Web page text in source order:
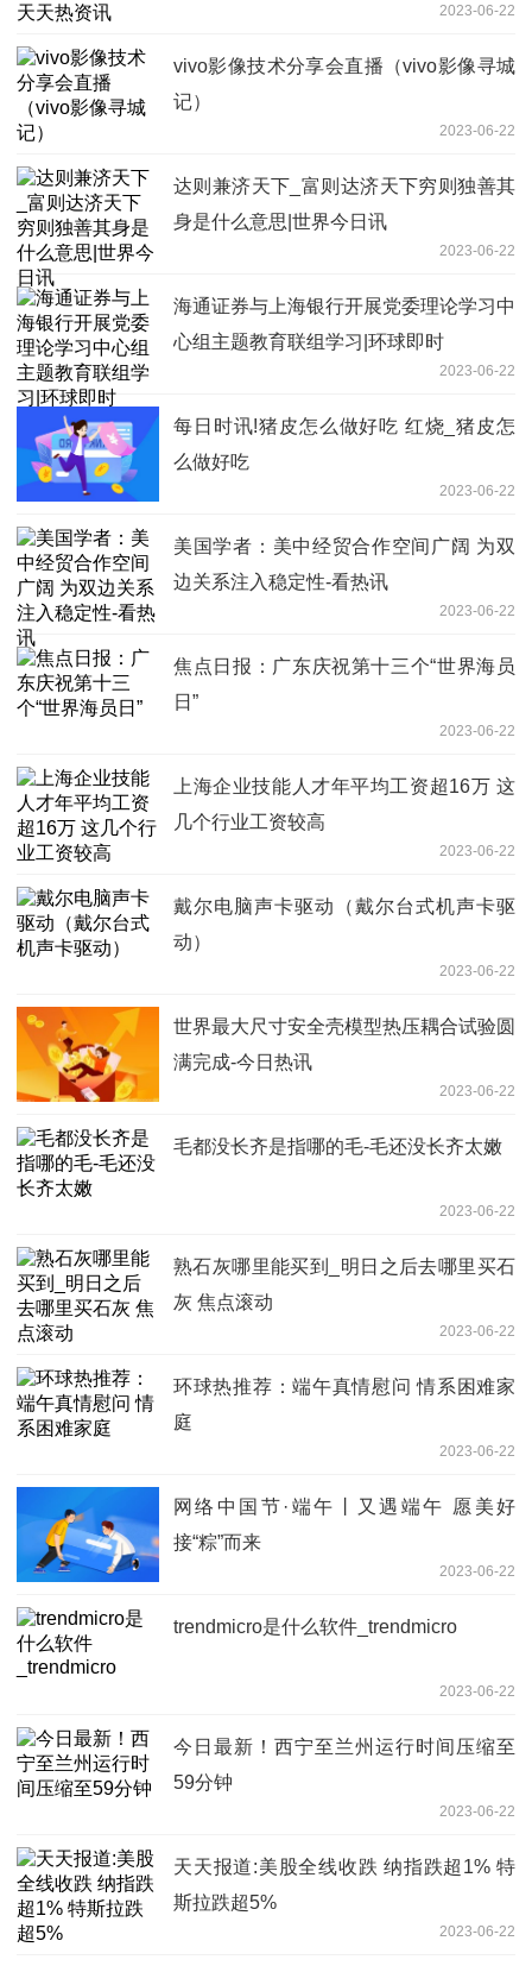
2023-06-22
vivo影像技术分享会直播（vivo影像寻城
记）
2023-06-22
达则兼济天下_富则达济天下穷则独善其
身是什么意思|世界今日讯
2023-06-22
海通证券与上海银行开展党委理论学习中
心组主题教育联组学习|环球即时
2023-06-22
每日时讯!猪皮怎么做好吃 红烧_猪皮怎
么做好吃
2023-06-22
美国学者：美中经贸合作空间广阔 为双
边关系注入稳定性-看热讯
2023-06-22
焦点日报：广东庆祝第十三个“世界海员
日”
2023-06-22
上海企业技能人才年平均工资超16万 这
几个行业工资较高
2023-06-22
戴尔电脑声卡驱动（戴尔台式机声卡驱
动）
2023-06-22
世界最大尺寸安全壳模型热压耦合试验圆
满完成-今日热讯
2023-06-22
毛都没长齐是指哪的毛-毛还没长齐太嫩
2023-06-22
熟石灰哪里能买到_明日之后去哪里买石
灰 焦点滚动
2023-06-22
环球热推荐：端午真情慰问 情系困难家
庭
2023-06-22
网络中国节·端午丨又遇端午 愿美好
接“粽”而来
2023-06-22
trendmicro是什么软件_trendmicro
2023-06-22
今日最新！西宁至兰州运行时间压缩至
59分钟
2023-06-22
天天报道:美股全线收跌 纳指跌超1% 特
斯拉跌超5%
2023-06-22